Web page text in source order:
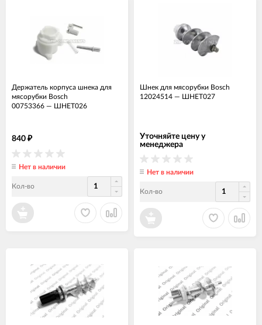
Держатель корпуса шнека для
мясорубки Bosch
00753366 — ШНЕТ026
840 ₽
Нет в наличии
Кол-во
Шнек для мясорубки Bosch
12024514 — ШНЕТ027
Уточняйте цену у
менеджера
Нет в наличии
Кол-во